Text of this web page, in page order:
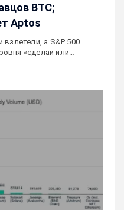
BTC;
Aptos
взлетели, а S&P 500
«сделай или…